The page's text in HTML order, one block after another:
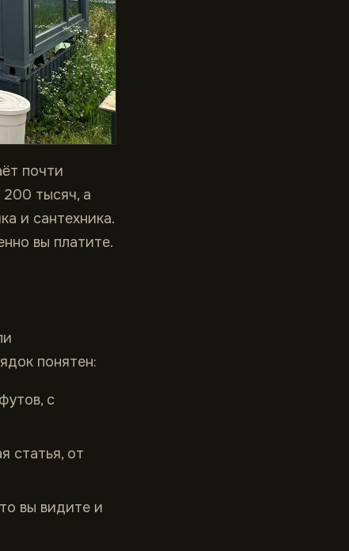
почти
тысяч, а
и сантехника.
вы платите.
понятен:
с
статья, от
вы видите и